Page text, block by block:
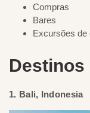
Compras
Bares
Excursões de
1. Bali, Indonesia